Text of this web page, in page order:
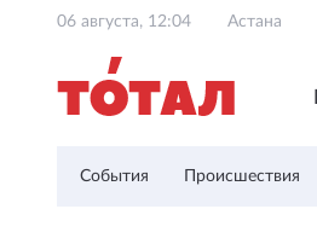
06 августа, 12:04 Астана
События Происшествия